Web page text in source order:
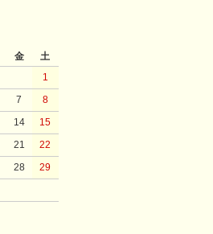
金
土
1
7
8
14
15
21
22
28
29